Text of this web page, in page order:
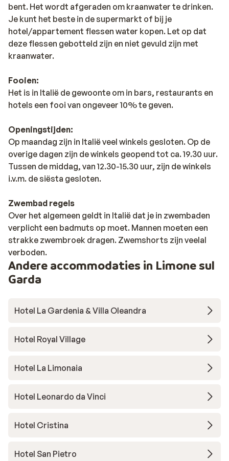
bent. Het wordt afgeraden om kraanwater te drinken.
Je kunt het beste in de supermarkt of bij je
hotel/appartement flessen water kopen. Let op dat
deze flessen gebotteld zijn en niet gevuld zijn met
kraanwater.
Fooien:
Het is in Italië de gewoonte om in bars, restaurants en
hotels een fooi van ongeveer 10% te geven.
Openingstijden:
Op maandag zijn in Italië veel winkels gesloten. Op de
overige dagen zijn de winkels geopend tot ca. 19.30 uur.
Tussen de middag, van 12.30-15.30 uur, zijn de winkels
i.v.m. de siësta gesloten.
Zwembad regels
Over het algemeen geldt in Italië dat je in zwembaden
verplicht een badmuts op moet. Mannen moeten een
strakke zwembroek dragen. Zwemshorts zijn veelal
verboden.
Andere accommodaties in Limone sul
Garda
Hotel La Gardenia & Villa Oleandra
Hotel Royal Village
Hotel La Limonaia
Hotel Leonardo da Vinci
Hotel Cristina
Hotel San Pietro